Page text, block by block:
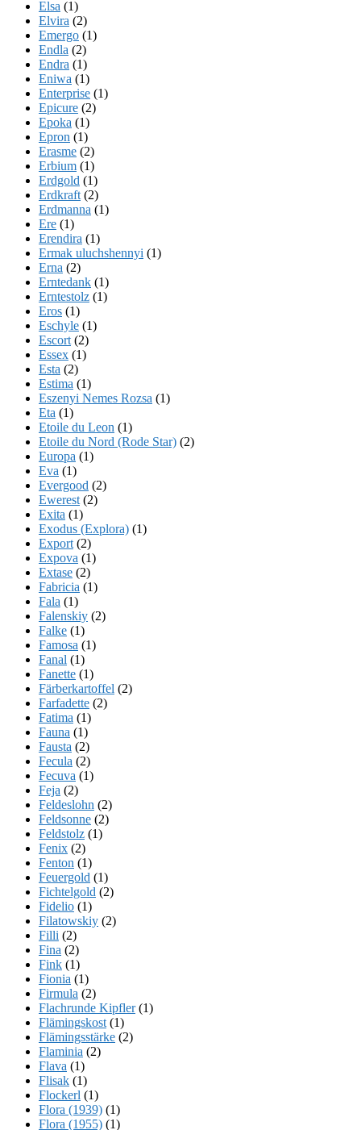
Elsa (1)
Elvira (2)
Emergo (1)
Endla (2)
Endra (1)
Eniwa (1)
Enterprise (1)
Epicure (2)
Epoka (1)
Epron (1)
Erasme (2)
Erbium (1)
Erdgold (1)
Erdkraft (2)
Erdmanna (1)
Ere (1)
Erendira (1)
Ermak uluchshennyi (1)
Erna (2)
Erntedank (1)
Erntestolz (1)
Eros (1)
Eschyle (1)
Escort (2)
Essex (1)
Esta (2)
Estima (1)
Eszenyi Nemes Rozsa (1)
Eta (1)
Etoile du Leon (1)
Etoile du Nord (Rode Star) (2)
Europa (1)
Eva (1)
Evergood (2)
Ewerest (2)
Exita (1)
Exodus (Explora) (1)
Export (2)
Expova (1)
Extase (2)
Fabricia (1)
Fala (1)
Falenskiy (2)
Falke (1)
Famosa (1)
Fanal (1)
Fanette (1)
Färberkartoffel (2)
Farfadette (2)
Fatima (1)
Fauna (1)
Fausta (2)
Fecula (2)
Fecuva (1)
Feja (2)
Feldeslohn (2)
Feldsonne (2)
Feldstolz (1)
Fenix (2)
Fenton (1)
Feuergold (1)
Fichtelgold (2)
Fidelio (1)
Filatowskiy (2)
Filli (2)
Fina (2)
Fink (1)
Fionia (1)
Firmula (2)
Flachrunde Kipfler(1)
Flämingskost (1)
Flämingsstärke (2)
Flaminia (2)
Flava (1)
Flisak (1)
Flockerl (1)
Flora (1939) (1)
Flora (1955) (1)